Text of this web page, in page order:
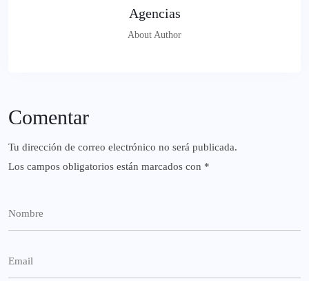
Agencias
About Author
Comentar
Tu dirección de correo electrónico no será publicada.
Los campos obligatorios están marcados con *